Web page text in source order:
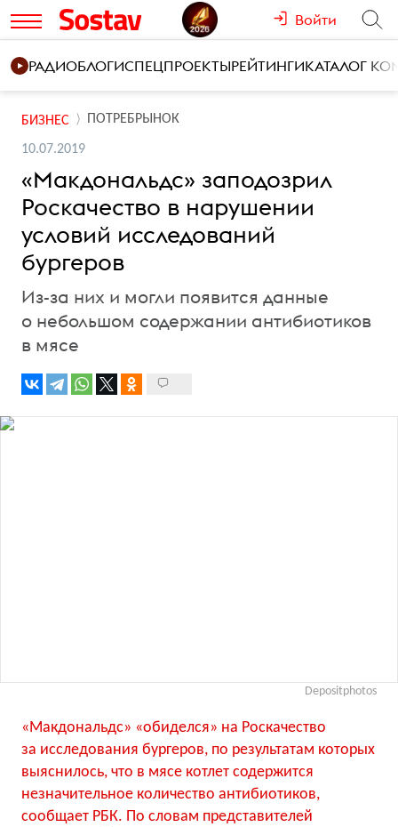
Войти
РАДИОБЛОГИСПЕЦПРОЕКТЫРЕЙТИНГИКАТАЛОГ
БИЗНЕС ПОТРЕБРЫНОК
10.07.2019
«Макдональдс» заподозрил
Роскачество в нарушении
условий исследований
бургеров
Из-за них и могли появится данные
о небольшом содержании антибиотиков
в мясе
Depositphotos
«Макдональдс» «обиделся» на Роскачество
за исследования бургеров, по результатам которых
выяснилось, что в мясе котлет содержится
незначительное количество антибиотиков,
сообщает РБК. По словам представителей